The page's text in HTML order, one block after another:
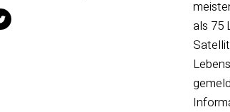
als 75